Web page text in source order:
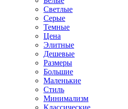
Светлые
Серые
Темные
Цена
Элитные
Дешевые
Размеры
Большие
Маленькие
Стиль
Минимализм
Классические